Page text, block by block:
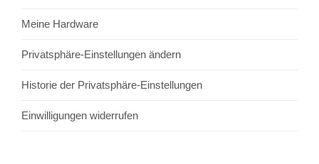
Meine Hardware
Privatsphäre-Einstellungen ändern
Historie der Privatsphäre-Einstellungen
Einwilligungen widerrufen